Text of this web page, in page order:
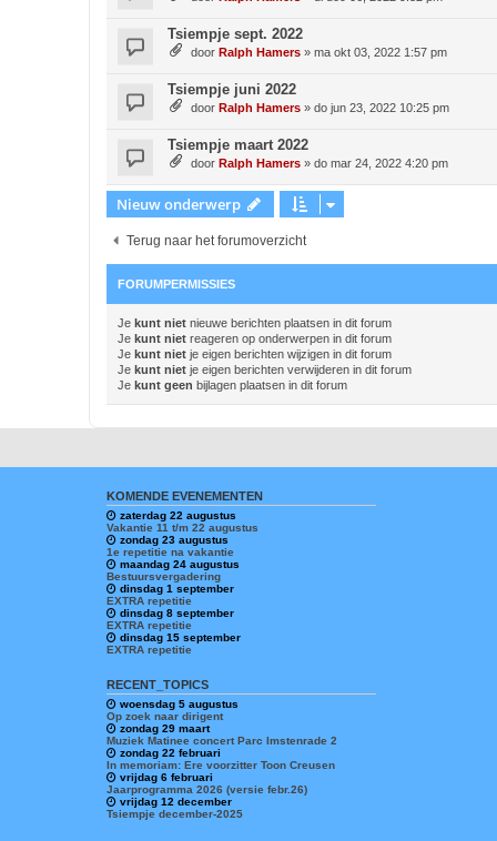
Tsiempje sept. 2022
door Ralph Hamers » ma okt 03, 2022 1:57 pm
Tsiempje juni 2022
door Ralph Hamers » do jun 23, 2022 10:25 pm
Tsiempje maart 2022
door Ralph Hamers » do mar 24, 2022 4:20 pm
Nieuw onderwerp
Terug naar het forumoverzicht
FORUMPERMISSIES
Je kunt niet nieuwe berichten plaatsen in dit forum
Je kunt niet reageren op onderwerpen in dit forum
Je kunt niet je eigen berichten wijzigen in dit forum
Je kunt niet je eigen berichten verwijderen in dit forum
Je kunt geen bijlagen plaatsen in dit forum
KOMENDE EVENEMENTEN
zaterdag 22 augustus
Vakantie 11 t/m 22 augustus
zondag 23 augustus
1e repetitie na vakantie
maandag 24 augustus
Bestuursvergadering
dinsdag 1 september
EXTRA repetitie
dinsdag 8 september
EXTRA repetitie
dinsdag 15 september
EXTRA repetitie
RECENT_TOPICS
woensdag 5 augustus
Op zoek naar dirigent
zondag 29 maart
Muziek Matinee concert Parc Imstenrade 2
zondag 22 februari
In memoriam: Ere voorzitter Toon Creusen
vrijdag 6 februari
Jaarprogramma 2026 (versie febr.26)
vrijdag 12 december
Tsiempje december-2025